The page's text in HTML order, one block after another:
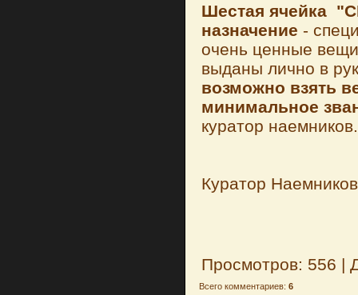
Шестая ячейка
назначение -
очень ценные
выданы лично в
возможно взять
минимальное
куратор наемников.
Куратор
Просмотров: 556 |
Всего комментариев: 6